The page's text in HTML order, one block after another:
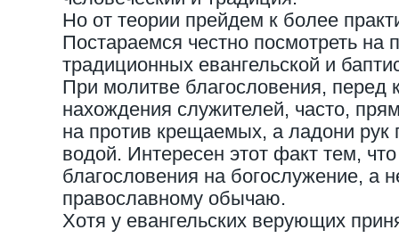
Но от теории прейдем к более
Постараемся честно посмотреть на
традиционных евангельской и
При молитве благословения, перед
нахождения служителей, часто,
на против крещаемых, а ладони рук
водой. Интересен этот факт тем,
благословения на богослужение, а
православному обычаю.
Хотя у евангельских верующих